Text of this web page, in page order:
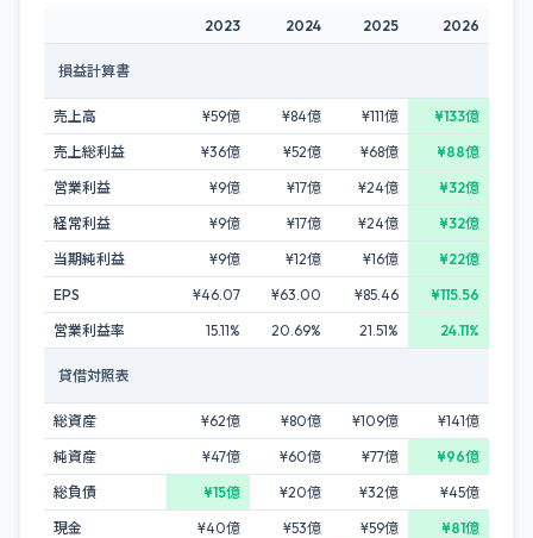
2023 2024 2025 2026
損益計算書
売上高 ¥59億 ¥84億 ¥111億
¥133億
売上総利益
¥36億 ¥52億 ¥68億
¥88億
営業利益
¥9億 ¥17億 ¥24億
¥32億
経常利益
¥9億 ¥17億 ¥24億
¥32億
当期純利益
¥9億 ¥12億 ¥16億
¥22億
EPS
¥46.07 ¥63.00 ¥85.46
¥115.56
営業利益率
15.11% 20.69% 21.51% 24.11%
貸借対照表
総資産 ¥62億 ¥80億 ¥109億
¥141億
純資産
¥47億 ¥60億 ¥77億
¥96億
総負債
¥15億 ¥20億 ¥32億
¥45億
現金
¥40億 ¥53億 ¥59億
¥81億